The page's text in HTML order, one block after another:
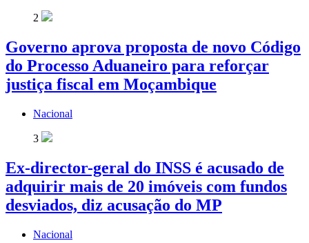
2
Governo aprova proposta de novo Código
do Processo Aduaneiro para reforçar
justiça fiscal em Moçambique
Nacional
3
Ex-director-geral do INSS é acusado de
adquirir mais de 20 imóveis com fundos
desviados, diz acusação do MP
Nacional